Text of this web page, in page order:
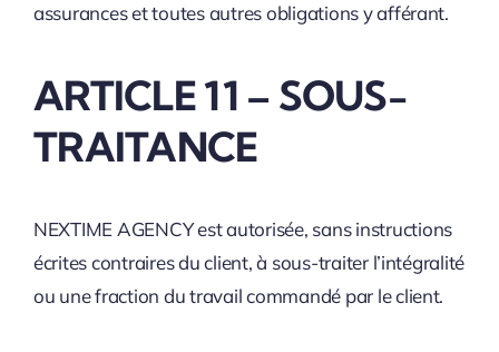
assurances et toutes autres obligations y afférant.
ARTICLE 11 – SOUS-
TRAITANCE
NEXTIME AGENCY est autorisée, sans instructions
écrites contraires du client, à sous-traiter l’intégralité
ou une fraction du travail commandé par le client.